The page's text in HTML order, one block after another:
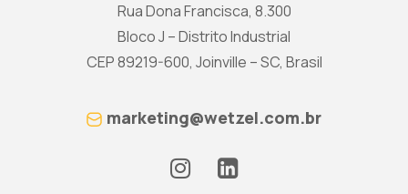
Rua Dona Francisca, 8.300
Bloco J – Distrito Industrial
CEP 89219-600, Joinville – SC, Brasil
marketing@wetzel.com.br